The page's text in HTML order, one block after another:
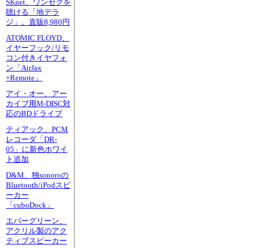
SKnet、ワンセグを
聴ける「地デラ
ジ」。直販8,980円
ATOMIC FLOYD、
イヤーフック/リモ
コン付きイヤフォ
ン「AirJax
+Remote」
アイ・オー、アー
カイブ用M-DISC対
応のBDドライブ
ティアック、PCM
レコーダ「DR-
05」に新色ホワイ
ト追加
D&M、独sonoroの
Bluetooth/iPodスピ
ーカー
「cuboDock」
エバーグリーン、
アクリル製のアク
ティブスピーカー